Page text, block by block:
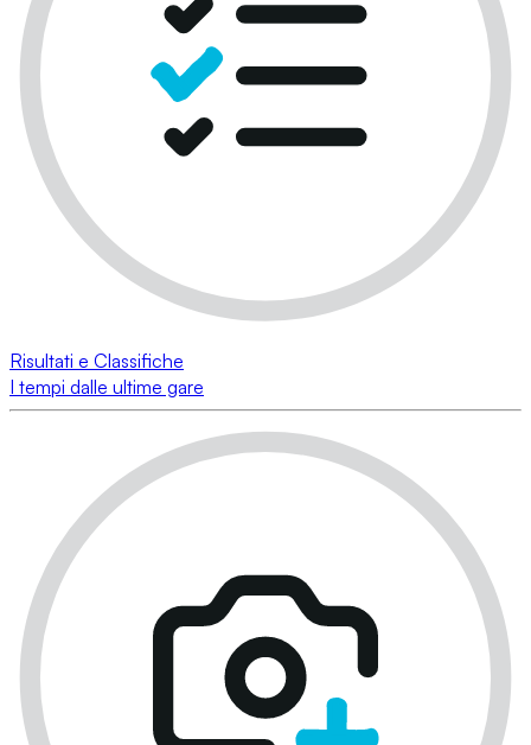
Risultati e Classifiche
I tempi dalle ultime gare